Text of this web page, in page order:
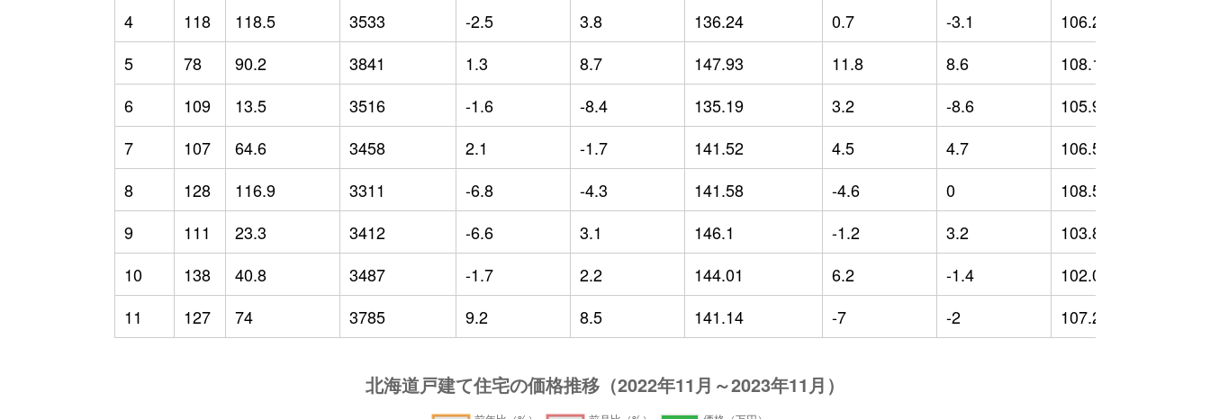
4
118 118.5 3533 -2.5 3.8 136.24 0.7 -3.1 106.25
5
78 90.2 3841 1.3 8.7 147.93 11.8 8.6 108.12
6
109 13.5 3516 -1.6 -8.4 135.19 3.2 -8.6 105.96
7
107 64.6 3458 2.1 -1.7 141.52 4.5 4.7 106.58
8
128 116.9 3311 -6.8 -4.3 141.58 -4.6 0 108.52
9
111 23.3 3412 -6.6 3.1 146.1 -1.2 3.2 103.83
10
138 40.8 3487 -1.7 2.2 144.01 6.2 -1.4 102.03
11
127 74 3785 9.2 8.5 141.14 -7 -2 107.23